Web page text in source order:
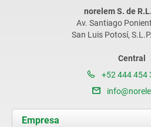
norelem S. de
Av. Santiago
San Luis Potosí,
Central
+52 444 454
Empresa